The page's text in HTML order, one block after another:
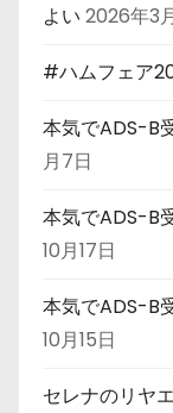
よい 2026年3
#ハムフェア
本気でADS-B
月7日
本気でADS-B
10月17日
本気でADS-B
10月15日
セレナのリヤ